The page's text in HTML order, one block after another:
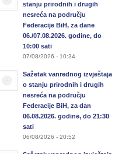
stanju prirodnih i drugih
nesreća na području
Federacije BiH, za dane
06./07.08.2026. godine, do
10:00 sati
07/08/2026 - 10:34
Sažetak vanrednog izvještaja
o stanju prirodnih i drugih
nesreća na području
Federacije BiH, za dan
06.08.2026. godine, do 21:30
sati
06/08/2026 - 20:52